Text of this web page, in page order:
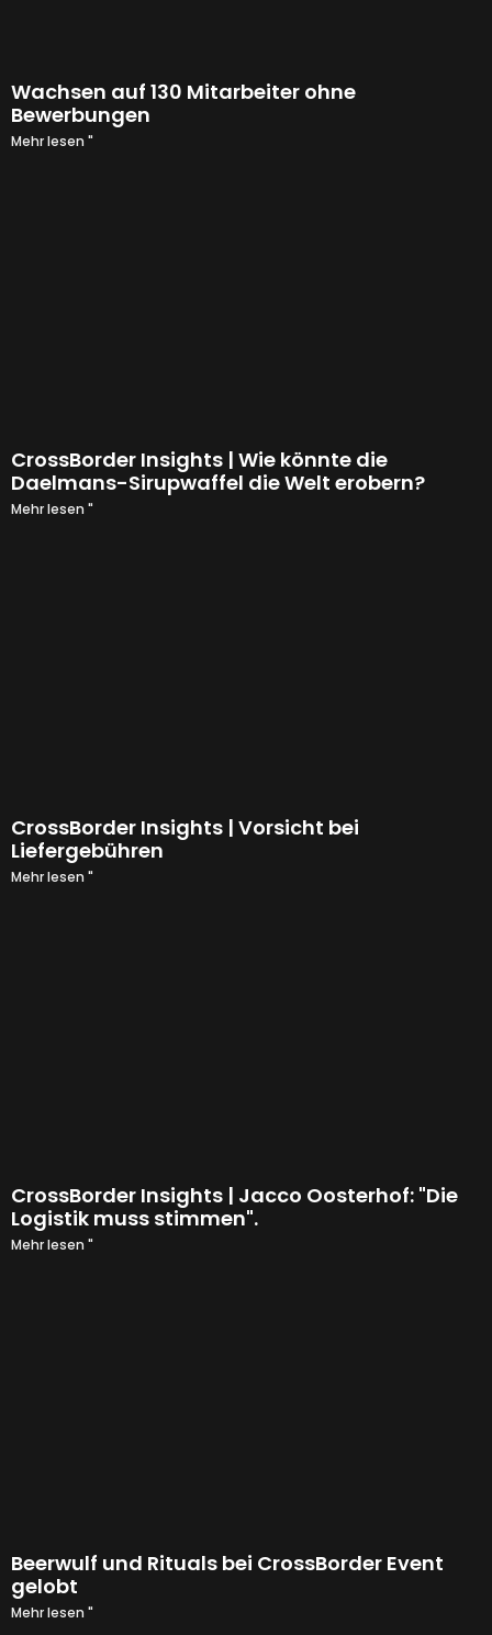
Wachsen auf 130 Mitarbeiter ohne
Bewerbungen
Mehr lesen "
CrossBorder Insights | Wie könnte die
Daelmans-Sirupwaffel die Welt erobern?
Mehr lesen "
CrossBorder Insights | Vorsicht bei
Liefergebühren
Mehr lesen "
CrossBorder Insights | Jacco Oosterhof: "Die
Logistik muss stimmen".
Mehr lesen "
Beerwulf und Rituals bei CrossBorder Event
gelobt
Mehr lesen "